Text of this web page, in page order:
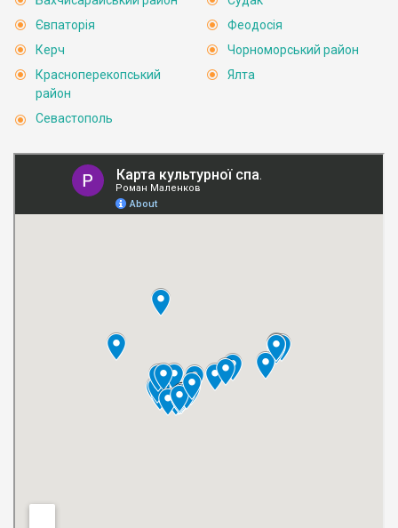
Євпаторія
Керч
Красноперекопський
район
Севастополь
Феодосія
Чорноморський район
Ялта